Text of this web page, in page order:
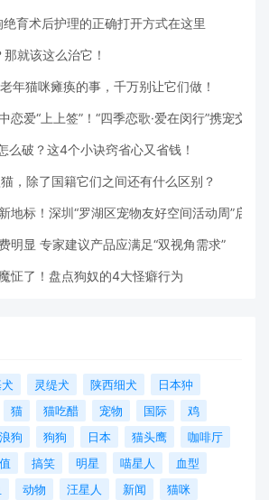
育术后护理的正确打开方式在这里
就该这么治它！
年猫咪瘫痪的事，千万别让它们做！
恋爱“上上签”！“四季恋歌·爱在闵行”携宠交友
么破？这4个小诀窍省心又省钱！
，除了国籍它们之间还有什么区别？
地标！深圳“罗湖区宠物友好空间活动周”启动
明显 专家建议产品应满足“双视角需求”
怔了！盘点狗奴的4大怪癖行为
灵缇犬 陕西细犬
日本狆
猫 猫吃醋 宠物 国际
鸡
狗 狗狗 日本 猫头鹰
咖啡厅
搞笑 明星 喵星人
血型
动物 汪星人 新闻
猫咪